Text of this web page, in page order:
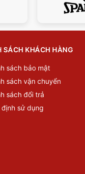
SÁCH KHÁCH HÀNG
sách bảo mật
sách vận chuyển
sách đổi trả
định sử dụng